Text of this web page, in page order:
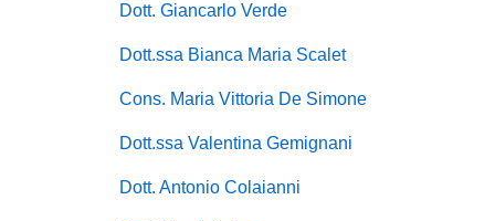
Dott. Giancarlo Verde
Dott.ssa Bianca Maria Scalet
Cons. Maria Vittoria De Simone
Dott.ssa Valentina Gemignani
Dott. Antonio Colaianni